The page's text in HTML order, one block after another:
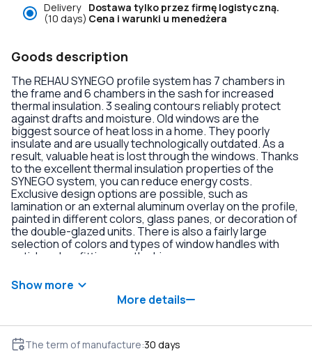
Delivery
(10 days)
Dostawa tylko przez firmę logistyczną.
Cena i warunki u menedżera
Goods description
The REHAU SYNEGO profile system has 7 chambers in
the frame and 6 chambers in the sash for increased
thermal insulation. 3 sealing contours reliably protect
against drafts and moisture. Old windows are the
biggest source of heat loss in a home. They poorly
insulate and are usually technologically outdated. As a
result, valuable heat is lost through the windows. Thanks
to the excellent thermal insulation properties of the
SYNEGO system, you can reduce energy costs.
Exclusive design options are possible, such as
lamination or an external aluminum overlay on the profile,
painted in different colors, glass panes, or decoration of
the double-glazed units. There is also a fairly large
selection of colors and types of window handles with
anti-burglary fittings on the hinges.
Show more
More details
The term of manufacture:30 days